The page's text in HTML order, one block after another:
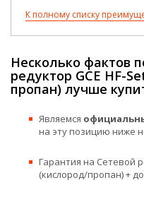
К полному списку
Несколько фактов
редуктор GCE HF-
пропан) лучше
Являемся
на эту позицию ниже
Гарантия на Сетевой
(кислород/пропан) +